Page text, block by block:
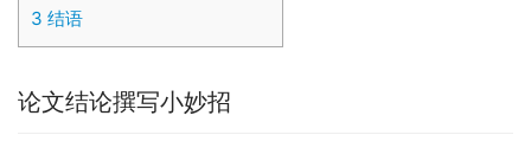
3 结语
论文结论撰写小妙招